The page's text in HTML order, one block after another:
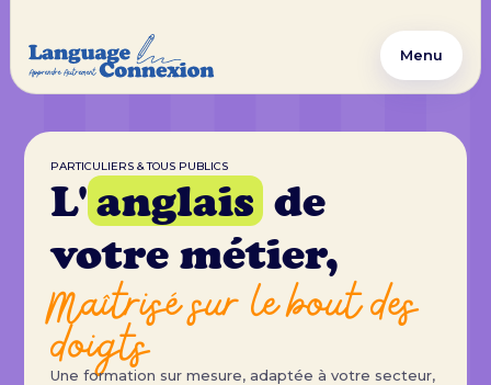
Menu
PARTICULIERS & TOUS PUBLICS
L'anglais de
votre métier,
Maîtrisé sur le bout des
doigts
Une formation sur mesure, adaptée à votre secteur,